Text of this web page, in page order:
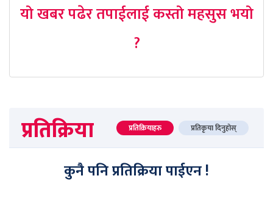
यो खबर पढेर तपाईलाई कस्तो महसुस भयो
?
प्रतिक्रिया प्रतिक्रियाहरु प्रतिकृया दिनुहोस्
कुनै पनि प्रतिक्रिया पाईएन !